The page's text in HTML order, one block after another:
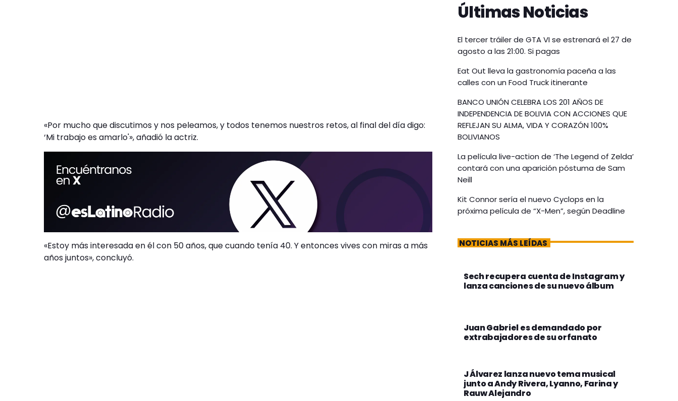
«Por mucho que discutimos y nos peleamos, y todos tenemos nuestros retos, al final del día digo:
‘Mi trabajo es amarlo'», añadió la actriz.
«Estoy más interesada en él con 50 años, que cuando tenía 40. Y entonces vives con miras a más
años juntos», concluyó.
Últimas Noticias
El tercer tráiler de GTA VI se estrenará el 27 de
agosto a las 21:00. Si pagas
Eat Out lleva la gastronomía paceña a las
calles con un Food Truck itinerante
BANCO UNIÓN CELEBRA LOS 201 AÑOS DE
INDEPENDENCIA DE BOLIVIA CON ACCIONES QUE
REFLEJAN SU ALMA, VIDA Y CORAZÓN 100%
BOLIVIANOS
La película live-action de ‘The Legend of Zelda’
contará con una aparición póstuma de Sam
Neill
Kit Connor sería el nuevo Cyclops en la
próxima película de “X-Men”, según Deadline
NOTICIAS MÁS LEÍDAS
Sech recupera cuenta de Instagram y
lanza canciones de su nuevo álbum
Juan Gabriel es demandado por
extrabajadores de su orfanato
J Álvarez lanza nuevo tema musical
junto a Andy Rivera, Lyanno, Farina y
Rauw Alejandro